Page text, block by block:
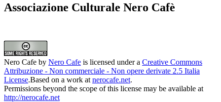
Associazione Culturale Nero Cafè
Nero Cafe by Nero Cafe is licensed under a Creative Commons
Attribuzione - Non commerciale - Non opere derivate 2.5 Italia
License.Based on a work at nerocafe.net.
Permissions beyond the scope of this license may be available at
http://nerocafe.net